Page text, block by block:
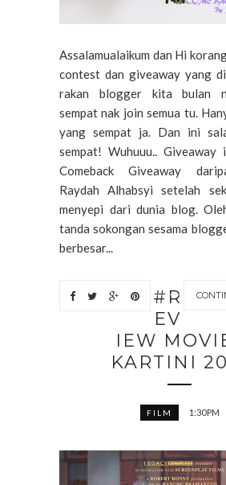
Assalamualaikum dan Hi
contest dan giveaway yang
rakan blogger kita bulan
sempat nak join semua tu.
yang sempat ja. Dan ini
sempat! Wuhuuu.. Giveaway
Comeback Giveaway
Raydah Alhabsyi setelah
menyepi dari dunia blog.
tanda sokongan sesama
berbesar...
#R
EV
IEW
KARTINI
FILM 1:30 PM